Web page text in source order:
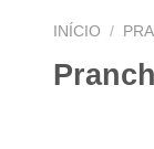
INÍCIO /